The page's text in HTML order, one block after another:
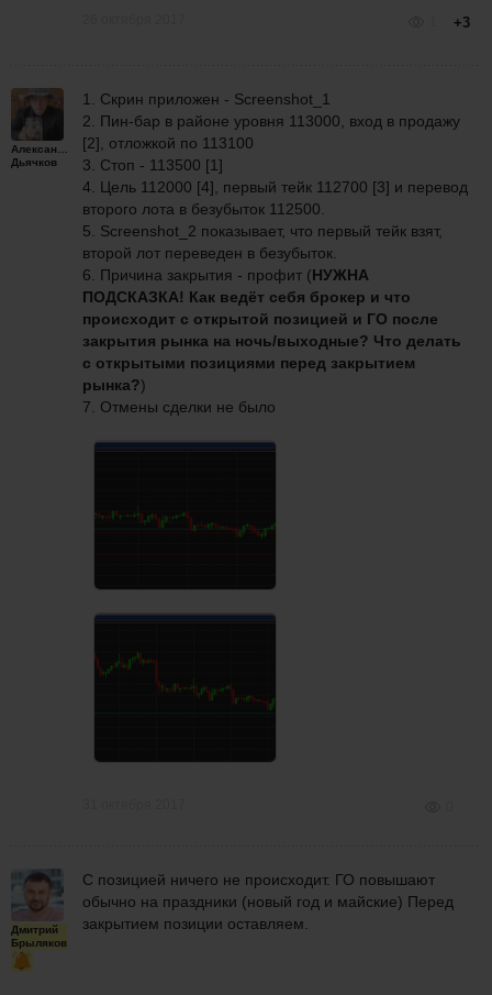
+3
Александр
Дьячков
1. Скрин приложен - Screenshot_1
2. Пин-бар в районе уровня 113000, вход в продажу
[2], отложкой по 113100
3. Стоп - 113500 [1]
4. Цель 112000 [4], первый тейк 112700 [3] и перевод
второго лота в безубыток 112500.
5. Screenshot_2 показывает, что первый тейк взят,
второй лот переведен в безубыток.
6. Причина закрытия - профит (НУЖНА
ПОДСКАЗКА! Как ведёт себя брокер и что
происходит с открытой позицией и ГО после
закрытия рынка на ночь/выходные? Что делать
с открытыми позициями перед закрытием
рынка?)
7. Отмены сделки не было
Дмитрий
Брыляков
С позицией ничего не происходит. ГО повышают
обычно на праздники (новый год и майские) Перед
закрытием позиции оставляем.